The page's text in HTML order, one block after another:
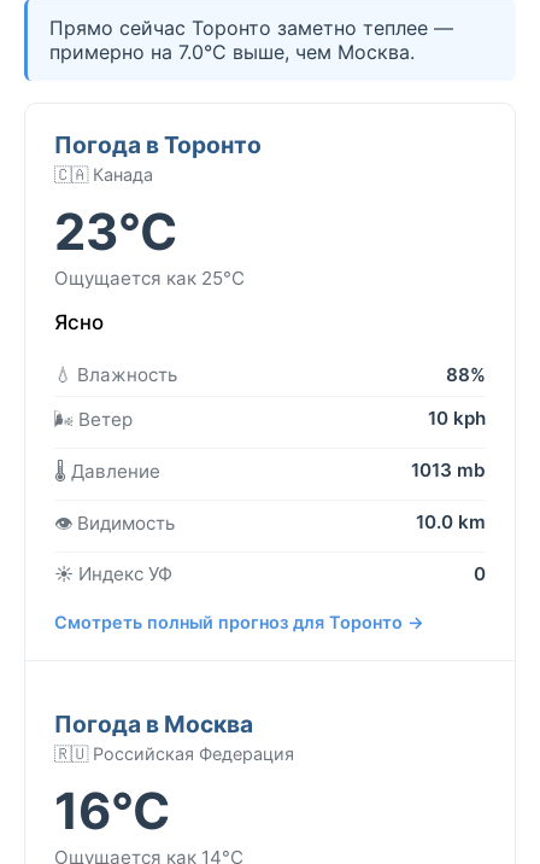
Прямо сейчас Торонто заметно теплее —
примерно на 7.0°C выше, чем Москва.
Погода в Торонто
🇨🇦 Канада
23°C
Ощущается как 25°C
Ясно
💧 Влажность
88%
🌬️ Ветер
10 kph
🌡️ Давление 1013 mb
👁️ Видимость 10.0 km
☀️ Индекс УФ 0
Смотреть полный прогноз для Торонто →
Погода в Москва
🇷🇺 Российская Федерация
16°C
Ощущается как 14°C